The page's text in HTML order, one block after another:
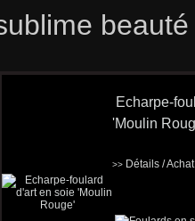
Echarpe-
'Moulin
>> Détails /